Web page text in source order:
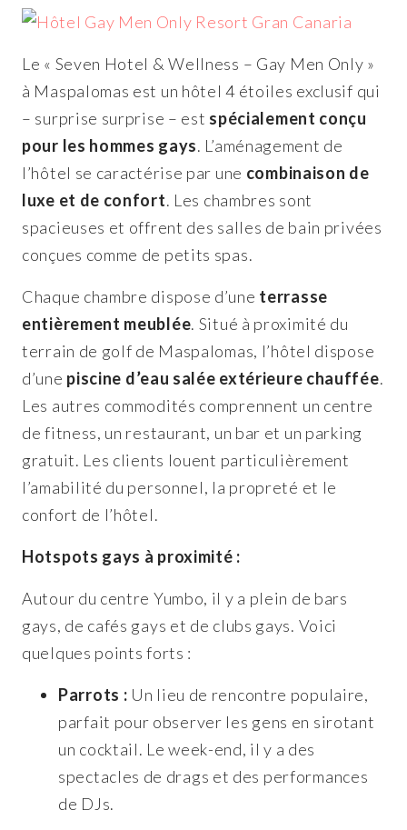
Le « Seven Hotel & Wellness – Gay Men Only »
à Maspalomas est un hôtel 4 étoiles exclusif qui
– surprise surprise – est spécialement conçu
pour les hommes gays. L’aménagement de
l’hôtel se caractérise par une combinaison de
luxe et de confort. Les chambres sont
spacieuses et offrent des salles de bain privées
conçues comme de petits spas.
Chaque chambre dispose d’une terrasse
entièrement meublée. Situé à proximité du
terrain de golf de Maspalomas, l’hôtel dispose
d’une piscine d’eau salée extérieure chauffée.
Les autres commodités comprennent un centre
de fitness, un restaurant, un bar et un parking
gratuit. Les clients louent particulièrement
l’amabilité du personnel, la propreté et le
confort de l’hôtel.
Hotspots gays à proximité :
Autour du centre Yumbo, il y a plein de bars
gays, de cafés gays et de clubs gays. Voici
quelques points forts :
Parrots : Un lieu de rencontre populaire,
parfait pour observer les gens en sirotant
un cocktail. Le week-end, il y a des
spectacles de drags et des performances
de DJs.